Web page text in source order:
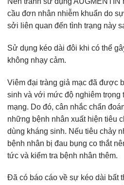
cầu đơn nhân nhiễm khuẩn do
sởi liên quan đến tình trạng này
Sử dụng kéo dài đôi khi có thể
không nhạy cảm.
Viêm đại tràng giả mạc đã được
sinh và với mức độ nghiêm trọng
mạng. Do đó, cân nhắc chẩn
những bệnh nhân xuất hiện tiêu
dùng kháng sinh. Nếu tiêu chảy
bệnh nhân bị đau bụng co thắt
tức và kiểm tra bệnh nhân thêm.
Đã có báo cáo về sự kéo dài bất